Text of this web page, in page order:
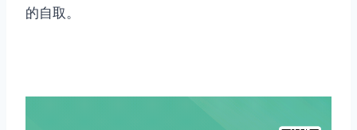
的自取。